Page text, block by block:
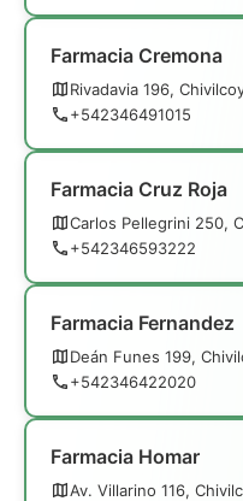
Farmacia Cremona
Rivadavia 196,
+542346491015
Farmacia Cruz Roja
Carlos Pellegrini 250,
+542346593222
Farmacia Fernandez
Deán Funes 199,
+542346422020
Farmacia Homar
Av. Villarino 116,